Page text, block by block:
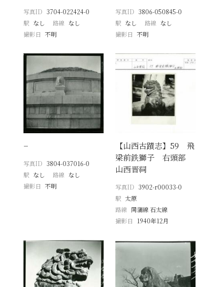
写真ID 3704-022424-0
駅 なし 路線 なし
撮影日
不明
写真ID 3806-050845-0
駅 なし 路線 なし
撮影日 不明
−
写真ID 3804-037016-0
駅 なし 路線 なし
撮影日
不明
【山西古蹟志】59 飛
梁前鉄獅子 右頭部
山西晋祠
写真ID 3902-r00033-0
駅 太原
路線 同蒲線 石太線
撮影日
1940年12月